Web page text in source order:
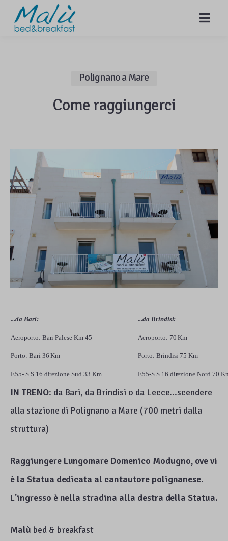
MENU
Polignano a Mare
Come raggiungerci
...da Bari:
Aeroporto: Bari Palese Km 45
Porto: Bari 36 Km
E55- S.S.16 direzione Sud 33 Km
...da Brindisi:
Aeroporto: 70 Km
Porto: Brindisi 75 Km
E55-S.S.16 direzione Nord 70
IN TRENO: da Bari, da Brindisi o da Lecce...scendere
alla stazione di Polignano a Mare (700 metri dalla
struttura)
Raggiungere Lungomare Domenico Modugno, ove vi
è la Statua dedicata al cantautore polignanese.
L'ingresso è nella stradina alla destra della Statua.
Malù bed & breakfast